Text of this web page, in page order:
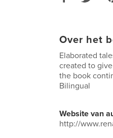
Over het
Elaborated
created to
the book
Bilingual
Website van
http://